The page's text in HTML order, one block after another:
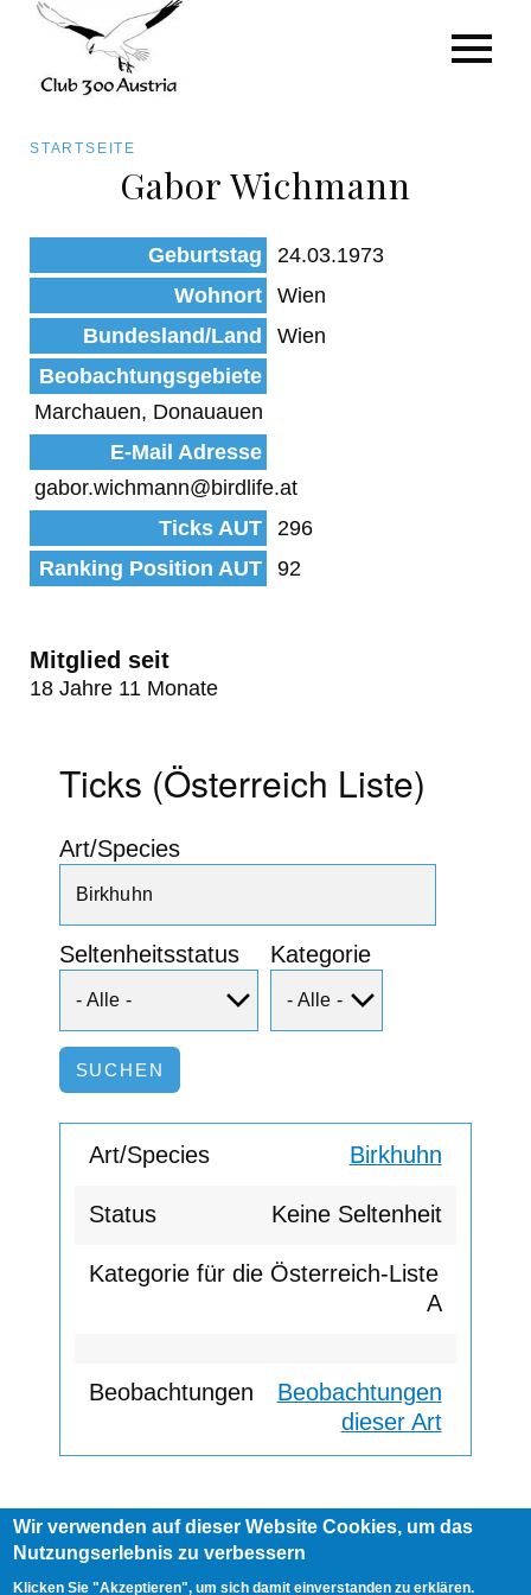
zum
Inhalt
Pfadnavigation
STARTSEITE
Gabor Wichmann
Geburtstag
24.03.1973
Wohnort
Wien
Bundesland/Land
Wien
Beobachtungsgebiete
Marchauen, Donauauen
E-Mail Adresse
gabor.wichmann@birdlife.at
Ticks AUT
296
Ranking Position AUT
92
Mitglied seit
18 Jahre 11 Monate
Ticks (Österreich Liste)
Art/Species
Seltenheitsstatus Kategorie
Art/Species
Status
Kategorie für die Österreich-Liste
Beobachtungen
Birkhuhn
Keine Seltenheit
A
Beobachtungen
dieser Art
Footer
menu
AGB Impressum Links
User Anmelden
Wir verwenden auf dieser Website Cookies, um das
Nutzungserlebnis zu verbessern
Klicken Sie "Akzeptieren", um sich damit einverstanden zu erklären.